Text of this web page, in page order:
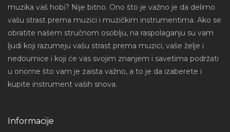
muzika vaš hobi? Nije bitno. Ono što je važno je da delimo
vašu strast prema muzici i muzičkim instrumentima. Ako se
obratite našem stručnom osoblju, na raspolaganju su vam
ljudi koji razumeju vašu strast prema muzici, vaše želje i
nedoumice i koji će vas svojim znanjem i savetima podržati
u onome što vam je zaista važno, a to je da izaberete i
kupite instrument vaših snova.
Informacije